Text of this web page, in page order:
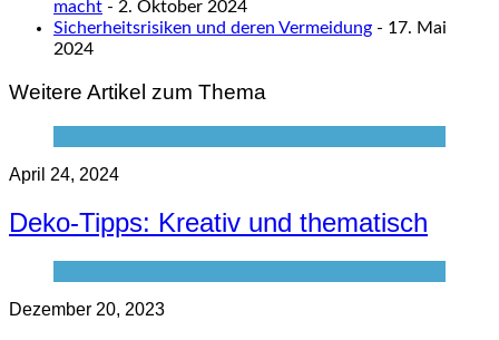
macht - 2. Oktober 2024
Sicherheitsrisiken und deren Vermeidung - 17. Mai
2024
Weitere Artikel zum Thema
April 24, 2024
Deko-Tipps: Kreativ und thematisch
Dezember 20, 2023